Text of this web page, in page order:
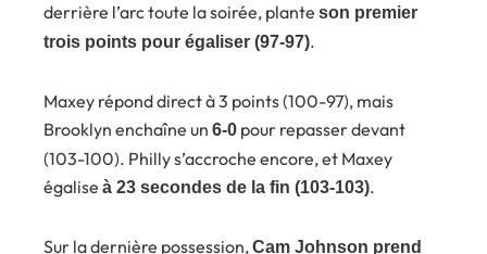
derrière l’arc toute la soirée, plante son premier
trois points pour égaliser (97-97).
Maxey répond direct à 3 points (100-97), mais
Brooklyn enchaîne un 6-0 pour repasser devant
(103-100). Philly s’accroche encore, et Maxey
égalise à 23 secondes de la fin (103-103).
Sur la dernière possession,Cam Johnson prend